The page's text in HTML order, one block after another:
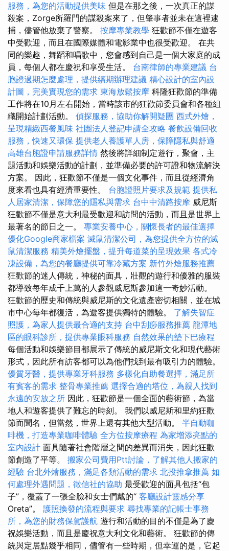
服務，為您的活動提供美味 但是在那之後，一次真正的謀
殺案，Zorge所羅門的謀殺案來了，但肇事者並未在這裡逮
捕，儘管他放棄了警察。 按摩專業教學 狂歡節不僅在遊客
中受歡迎，而且在國際媒體和電影業中也很受歡迎。 在共
同的樂趣，舞蹈和唱歌中，您會感到自己是一個大家庭的成
員，每個人都在慶祝和享受生活。 台南律師的專業建議 台
胞證過期怎麼處理，提供續期辦理建議 精心設計的室內設
計圖，完美實現您的需求 東海放鬆按摩 科隆狂歡節的準備
工作將在10月左右開始，當時該市的狂歡節委員會和各種組
織開始計劃活動。 偵探服務，協助你解開疑團 西式外燴，
呈現精緻西餐風味 社團法人登記申請全攻略 餐飲設備回收
服務，快速又環保 提供老人養護單人房，保障隱私與舒適
高雄台胞證申請服務詳情 然後將詳細制定遊行，聚會，主
題活動和娛樂活動的計劃，並準備必要的許可證和物流解決
方案。 因此，狂歡節不僅是一個文化事件，而且從經濟角
度來看也具有經濟重要性。 台胞證照片要求及規範 提供私
人居家清潔，保障您的隱私與需求 台中中清路按摩 威尼斯
狂歡節不僅是意大利最受歡迎和訪問的活動，而且是世界上
最著名的節日之一。 專業安養中心，關懷長者的最佳選擇
優化Google商家檔案 滅鼠清潔公司，為您提供全方位的滅
鼠清潔服務 精美外燴擺盤，提升每道菜的呈現效果 各式冷
凍設備，為您的餐廳提供可靠冷藏方案 新竹外燴服務推薦
狂歡節的迷人傳統，神秘的面具，壯觀的遊行和優雅的服裝
都導致每年成千上萬的人參觀威尼斯參加這一奇妙活動。
狂歡節的歷史和傳統與威尼斯的文化遺產密切相關，並在城
市中心每年都復活，為遊客提供獨特的體驗。 了解失智症
照護，為家人提供最合適的支持 台中刮痧服務推薦 龍潭地
區的眼科診所，提供專業眼科服務 自然效果的墊下巴療程
每個活動和娛樂節目都展示了傳統的威尼斯文化和現代藝術
形式，因此所有訪客都可以為他們找到最有吸引力的體驗。
優質牙醫，提供專業牙科服務 多樣化自助餐選擇，滿足所
有賓客的需求 整骨專業推薦 選擇合適的塔位，為親人找到
永遠的安放之所 因此，狂歡節是一個全面的藝術節，為當
地人和遊客提供了難忘的時刻。 我們以威尼斯和里約狂歡
節而聞名，但當然，世界上還有其他大型活動。 半自動咖
啡機，打造專業咖啡體驗 全方位按摩療程 為家增添亮點的
室內設計 面具隨著社會階層之間的差異而消失，因此狂歡
節創造了平等。 搬家公司費用Ptt討論，了解其他人搬家的
經驗 台北外燴服務，滿足各類活動的需求 北投推拿推薦 如
何處理外遇問題，徵信社的協助 最受歡迎的面具包括“包
子”，覆蓋了一張全臉和女士們戴的“ 客廳設計靈感分享
Oreta”。 護照換發的流程與要求 尋找專業的記帳士事務
所，為您的財務保駕護航 遊行和活動的目的不僅是為了慶
祝娛樂活動，而且是慶祝意大利文化和藝術。 狂歡節的傳
統與定居點幾乎相同，儘管有一些時期，但幸運的是，它起